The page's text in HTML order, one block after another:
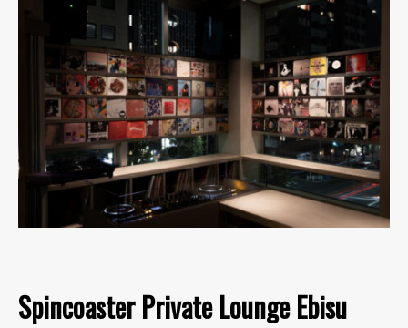
Spincoaster Private Lounge Ebisu